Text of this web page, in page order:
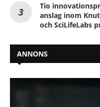
Tio
anslag inom
och SciLifeLabs
ANNONS